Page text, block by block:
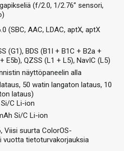
(f/2.0, 1/2.76” sensori,
(SBC, AAC, LDAC, aptX, aptX
(G1), BDS (B1I + B1C + B2a +
E5b), QZSS (L1 + L5), NavIC (L5)
näyttöpaneelin alla
50 watin langaton lataus, 10
lataus)
C Li-ion
Si/C Li-ion
Viisi suurta ColorOS-
vuotta tietoturvakorjauksia